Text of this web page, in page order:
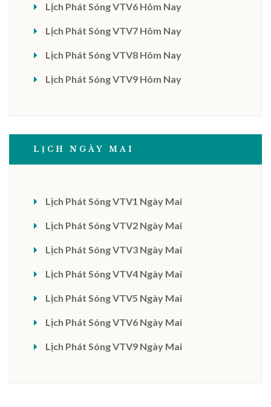
Lịch Phát Sóng VTV6 Hôm Nay
Lịch Phát Sóng VTV7 Hôm Nay
Lịch Phát Sóng VTV8 Hôm Nay
Lịch Phát Sóng VTV9 Hôm Nay
LỊCH NGÀY MAI
Lịch Phát Sóng VTV1 Ngày Mai
Lịch Phát Sóng VTV2 Ngày Mai
Lịch Phát Sóng VTV3 Ngày Mai
Lịch Phát Sóng VTV4 Ngày Mai
Lịch Phát Sóng VTV5 Ngày Mai
Lịch Phát Sóng VTV6 Ngày Mai
Lịch Phát Sóng VTV9 Ngày Mai